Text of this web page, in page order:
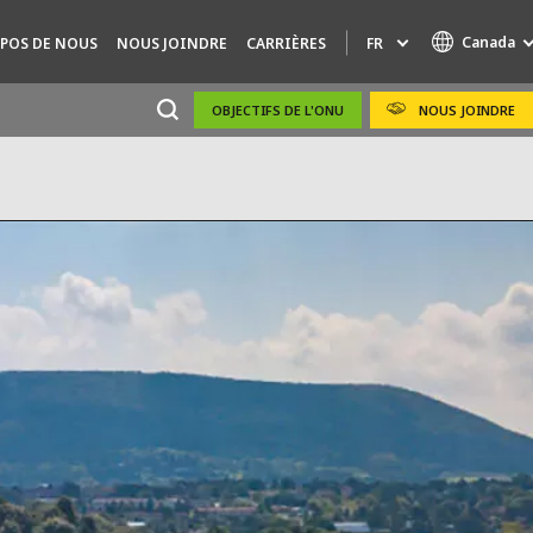
DE NOUS NOUS JOINDRE CARRIÈRES FR Canada
OBJECTIFS DE L'ONU NOUS JOINDRE